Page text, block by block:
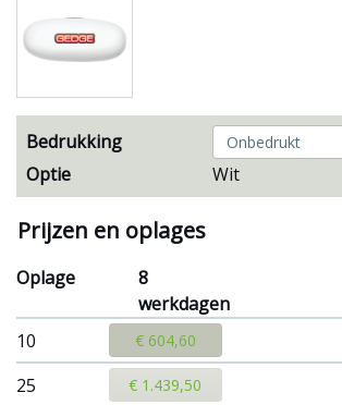
Bedrukking
Optie
Wit
Prijzen en oplages
Oplage
8
werkdagen
10
€ 604,60
25 € 1.439,50